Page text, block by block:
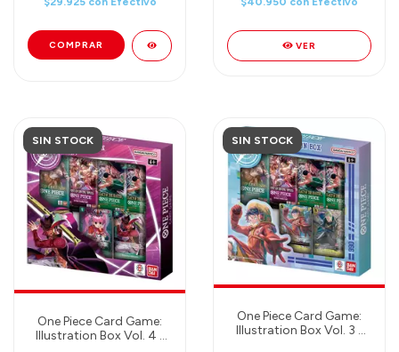
VER
SIN STOCK
One Piece Card Game:
Illustration Box Vol. 4 -
SIN STOCK
One Piece Card Game:
Illustration Box Vol. 3 -